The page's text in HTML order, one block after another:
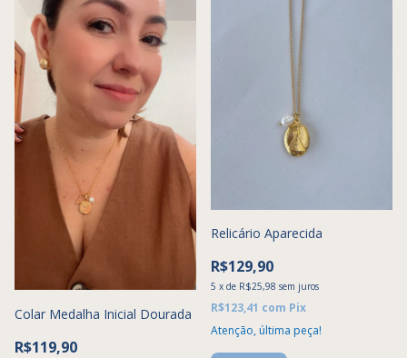
Colar Medalha Inicial Dourada
R$119,90
Relicário Aparecida
R$129,90
5 x de R$25,98 sem juros
R$123,41 com Pix
Atenção, última peça!